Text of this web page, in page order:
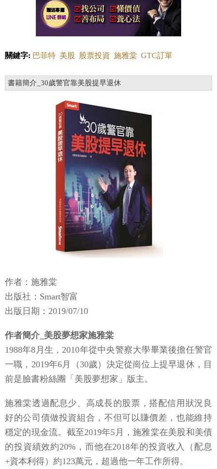
關鍵字: 巴菲特 美股 股票投資 施雅棠 GTC訂單
書籍簡介_30歲警官靠美股提早退休
作者：施雅棠
出版社：Smart智富
出版日期：2019/07/10
作者簡介_美股夢想家施雅棠
1988年8月生，2010年從中央警察大學畢業後擔任警官
一職，2019年6月（30歲）決定從崗位上提早退休，目
前是臉書粉絲團「美股夢想家」版主。
施雅棠透過配息少、高成長的股票，搭配信用狀況良
好的公司債做投資組合，不但可以賺價差，也能維持
穩定的現金流。截至2019年5月，施雅棠在美股和美債
的投資績效約20%，而他在2018年的投資收入（配息
+資本利得）約123萬元，超過他一年工作所得。